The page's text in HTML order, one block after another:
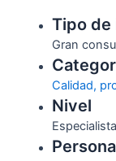
Tipo de
Gran
Calidad,
Nivel
Especialista